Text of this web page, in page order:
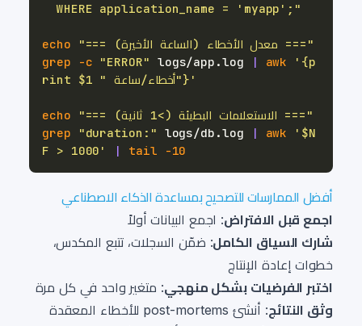
  WHERE application_name = 'myapp';"
echo
"=== معدل الأخطاء (الساعة الأخيرة) ==="
grep
-c "ERROR" logs/app.log | awk
'{p
rint $1 " أخطاء/ساعة"}'
echo
"=== الاستعلامات البطيئة (>1 ثانية) ==="
grep
"duration:" logs/db.log | awk
'$N
F > 1000'
| tail -10
أفضل الممارسات للتصحيح بمساعدة الذكاء الاصطناعي
اجمع قبل الافتراض: اجمع البيانات أولاً
شارك السياق الكامل: ضمّن السجلات، تتبع المكدس،
خطوات إعادة الإنتاج
اختبر الفرضيات بشكل منهجي: متغير واحد في كل مرة
وثق النتائج: أنشئ post-mortems للأخطاء المعقدة